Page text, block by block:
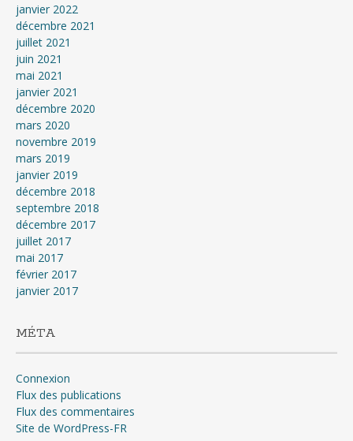
janvier 2022
décembre 2021
juillet 2021
juin 2021
mai 2021
janvier 2021
décembre 2020
mars 2020
novembre 2019
mars 2019
janvier 2019
décembre 2018
septembre 2018
décembre 2017
juillet 2017
mai 2017
février 2017
janvier 2017
MÉTA
Connexion
Flux des publications
Flux des commentaires
Site de WordPress-FR